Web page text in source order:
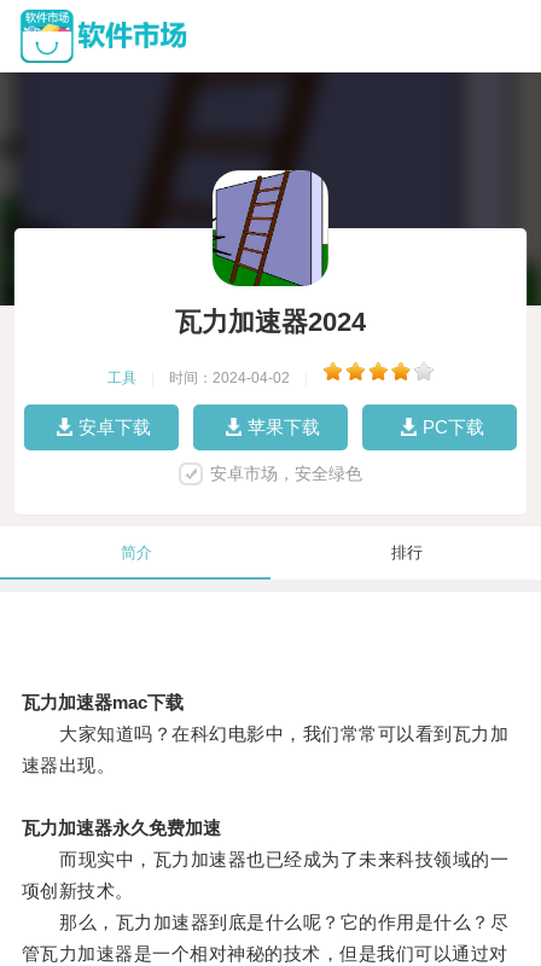
瓦力加速器2024
工具 时间：2024-04-02
安卓下载 苹果下载 PC下载
安卓市场，安全绿色
简介 排行
瓦力加速器mac下载
大家知道吗？在科幻电影中，我们常常可以看到瓦力加
速器出现。
瓦力加速器永久免费加速
而现实中，瓦力加速器也已经成为了未来科技领域的一
项创新技术。
那么，瓦力加速器到底是什么呢？它的作用是什么？尽
管瓦力加速器是一个相对神秘的技术，但是我们可以通过对